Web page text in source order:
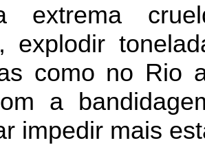
extrema
explodir
como no Rio
a
impedir mais